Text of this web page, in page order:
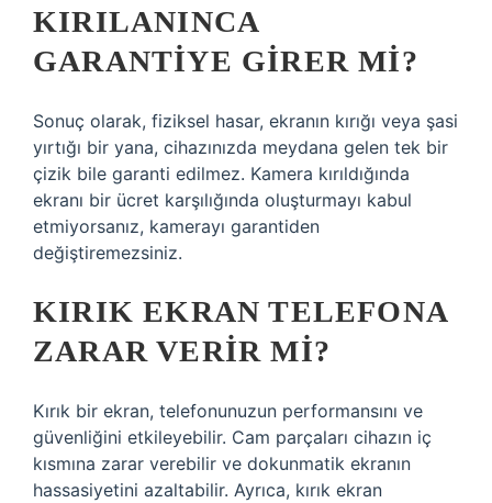
KIRILANINCA
GARANTIYE GIRER MI?
Sonuç olarak, fiziksel hasar, ekranın kırığı veya şasi
yırtığı bir yana, cihazınızda meydana gelen tek bir
çizik bile garanti edilmez. Kamera kırıldığında
ekranı bir ücret karşılığında oluşturmayı kabul
etmiyorsanız, kamerayı garantiden
değiştiremezsiniz.
KIRIK EKRAN TELEFONA
ZARAR VERIR MI?
Kırık bir ekran, telefonunuzun performansını ve
güvenliğini etkileyebilir. Cam parçaları cihazın iç
kısmına zarar verebilir ve dokunmatik ekranın
hassasiyetini azaltabilir. Ayrıca, kırık ekran